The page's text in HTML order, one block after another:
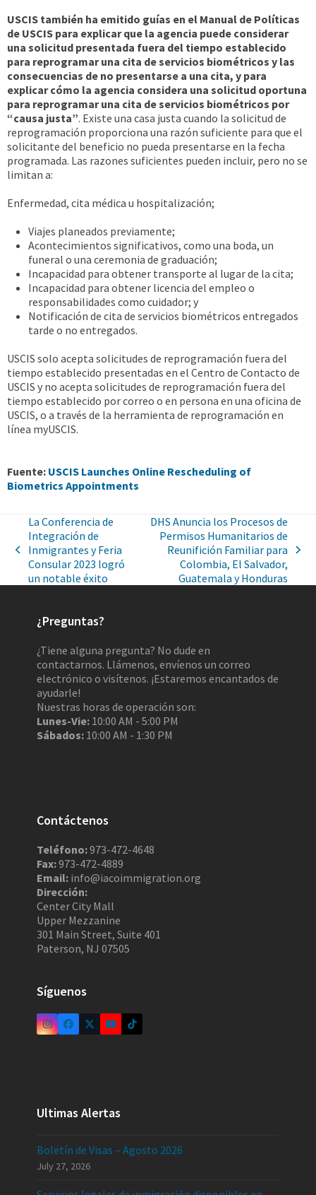
USCIS también ha emitido guías en el Manual de Políticas
de USCIS para explicar que la agencia puede considerar
una solicitud presentada fuera del tiempo establecido
para reprogramar una cita de servicios biométricos y las
consecuencias de no presentarse a una cita, y para
explicar cómo la agencia considera una solicitud oportuna
para reprogramar una cita de servicios biométricos por
“causa justa”. Existe una casa justa cuando la solicitud de
reprogramación proporciona una razón suficiente para que el
solicitante del beneficio no pueda presentarse en la fecha
programada. Las razones suficientes pueden incluir, pero no se
limitan a:
Enfermedad, cita médica u hospitalización;
Viajes planeados previamente;
Acontecimientos significativos, como una boda, un
funeral o una ceremonia de graduación;
Incapacidad para obtener transporte al lugar de la cita;
Incapacidad para obtener licencia del empleo o
responsabilidades como cuidador; y
Notificación de cita de servicios biométricos entregados
tarde o no entregados.
USCIS solo acepta solicitudes de reprogramación fuera del
tiempo establecido presentadas en el Centro de Contacto de
USCIS y no acepta solicitudes de reprogramación fuera del
tiempo establecido por correo o en persona en una oficina de
USCIS, o a través de la herramienta de reprogramación en
línea myUSCIS.
Fuente: USCIS Launches Online Rescheduling of
Biometrics Appointments
La Conferencia de
Integración de
Inmigrantes y Feria
Consular 2023 logró
un notable éxito
DHS Anuncia los Procesos de
Permisos Humanitarios de
Reunifición Familiar para
Colombia, El Salvador,
Guatemala y Honduras
¿Preguntas?
¿Tiene alguna pregunta? No dude en
contactarnos. Llámenos, envíenos un correo
electrónico o visítenos. ¡Estaremos encantados de
ayudarle!
Nuestras horas de operación son:
Lunes-Vie: 10:00 AM - 5:00 PM
Sábados: 10:00 AM - 1:30 PM
Contáctenos
Teléfono:973-472-4648
Fax:973-472-4889
Email: info@iacoimmigration.org
Dirección:
Center City Mall
Upper Mezzanine
301 Main Street, Suite 401
Paterson, NJ 07505
Síguenos
Ultimas Alertas
Boletín de Visas – Agosto 2026
July 27, 2026